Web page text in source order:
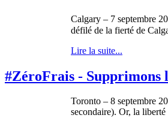
Calgary – 7 septembre
défilé de la fierté de
Lire la suite...
#ZéroFrais - Supprimons
Toronto – 8 septembre
secondaire). Or, la